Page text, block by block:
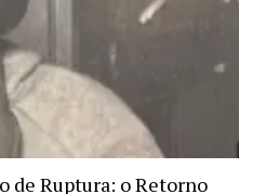
de Ruptura: o Retorno